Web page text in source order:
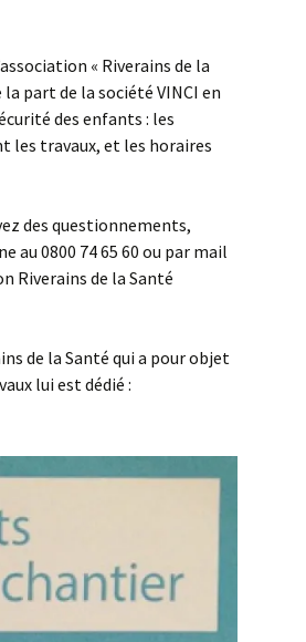
Élémentaire
des rues du
du Jardin de
« Riverains de la
part de la société VINCI en
des enfants : les
les travaux, et les horaires
des questionnements,
au 0800 74 65 60 ou par mail
Riverains de la Santé
de la Santé qui a pour objet
lui est dédié :